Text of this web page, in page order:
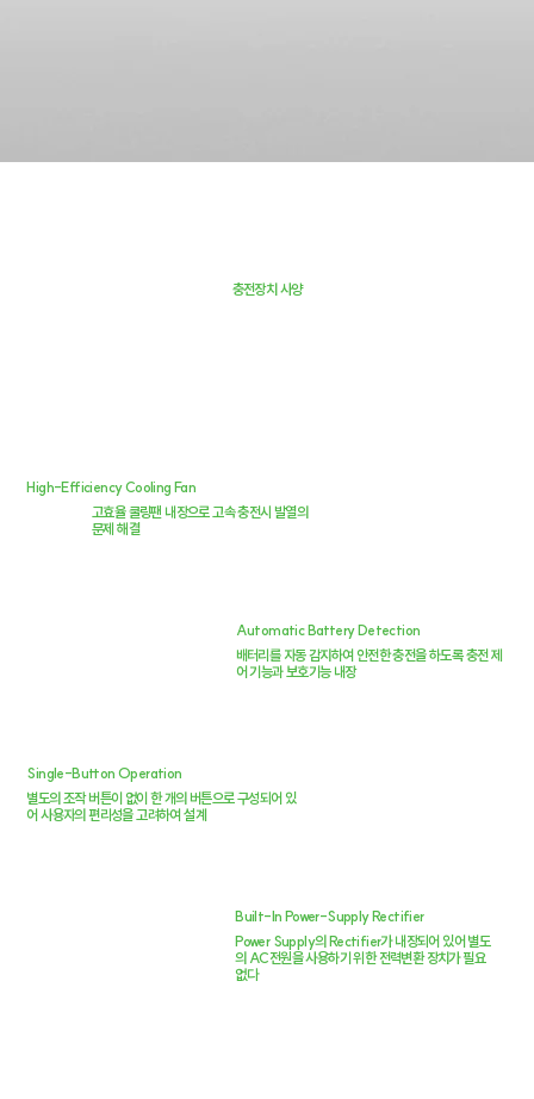
충전장치 사양
High-Efficiency Cooling Fan
고효율 쿨링팬 내장으로 고속 충전시 발열의
문제 해결
Automatic Battery Detection
배터리를 자동 감지하여 안전한 충전을 하도록 충전 제
어 기능과 보호기능 내장
Single-Button Operation
별도의 조작 버튼이 없이 한 개의 버튼으로 구성되어 있
어 사용자의 편리성을 고려하여 설계
Built-In Power-Supply Rectifier
Power Supply의 Rectifier가 내장되어 있어 별도
의 AC전원을 사용하기 위한 전력변환 장치가 필요
없다